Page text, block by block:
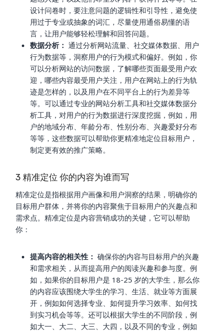
设计问卷时，要注意问题的逻辑性和引导性，避免使
用过于专业或抽象的词汇，尽量使用通俗易懂的语
言，让用户能够轻松理解和回答问题。
数据分析： 通过分析网站流量、社交媒体数据、用户
行为数据等，洞察用户的行为模式和偏好。例如，你
可以分析网站的访问数据，了解哪些页面最受用户欢
迎，哪些内容最受用户关注，用户在网站上的行为轨
迹是怎样的，以及用户在不同平台上的行为差异等
等。可以通过专业的网站分析工具和社交媒体数据分
析工具，对用户的行为数据进行深度挖掘，例如，用
户的地域分布、年龄分布、性别分布、兴趣爱好分布
等等，这些数据可以帮助你更精准地定位目标用户，
制定更有效的推广策略。
3 精准定位 你的内容为谁而写
精准定位是指根据用户画像和用户洞察的结果，明确你的
目标用户群体，并将你的内容聚焦于目标用户的兴趣点和
需求点。精准定位是内容营销成功的关键，它可以帮助
你：
提高内容的相关性： 确保你的内容与目标用户的兴趣
和需求相关，从而提高用户的阅读兴趣和参与度。例
如，如果你的目标用户是 18-25 岁的大学生，那么你
的内容应该围绕大学生的学习、生活、就业等方面展
开，例如如何选择专业、如何提升学习效率、如何找
到实习机会等等。还可以根据大学生的不同阶段，例
如大一、大二、大三、大四，以及不同的专业，例如